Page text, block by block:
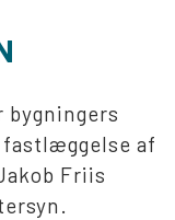
bygningers
af
Friis